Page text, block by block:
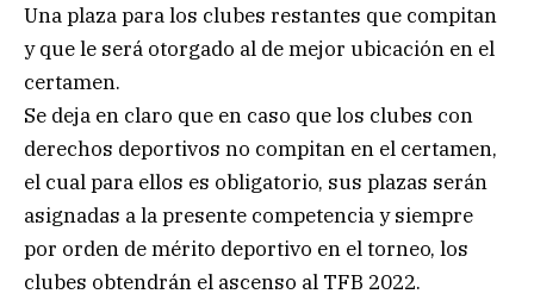
Una plaza para los clubes restantes que compitan
y que le será otorgado al de mejor ubicación en el
certamen.
Se deja en claro que en caso que los clubes con
derechos deportivos no compitan en el certamen,
el cual para ellos es obligatorio, sus plazas serán
asignadas a la presente competencia y siempre
por orden de mérito deportivo en el torneo, los
clubes obtendrán el ascenso al TFB 2022.